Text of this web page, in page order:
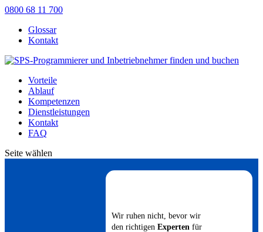
0800 68 11 700
Glossar
Kontakt
Vorteile
Ablauf
Kompetenzen
Dienstleistungen
Kontakt
FAQ
Seite wählen
Wir ruhen nicht, bevor wir
den richtigen Experten für